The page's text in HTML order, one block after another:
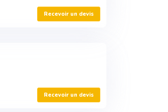
Recevoir un devis
Recevoir un devis